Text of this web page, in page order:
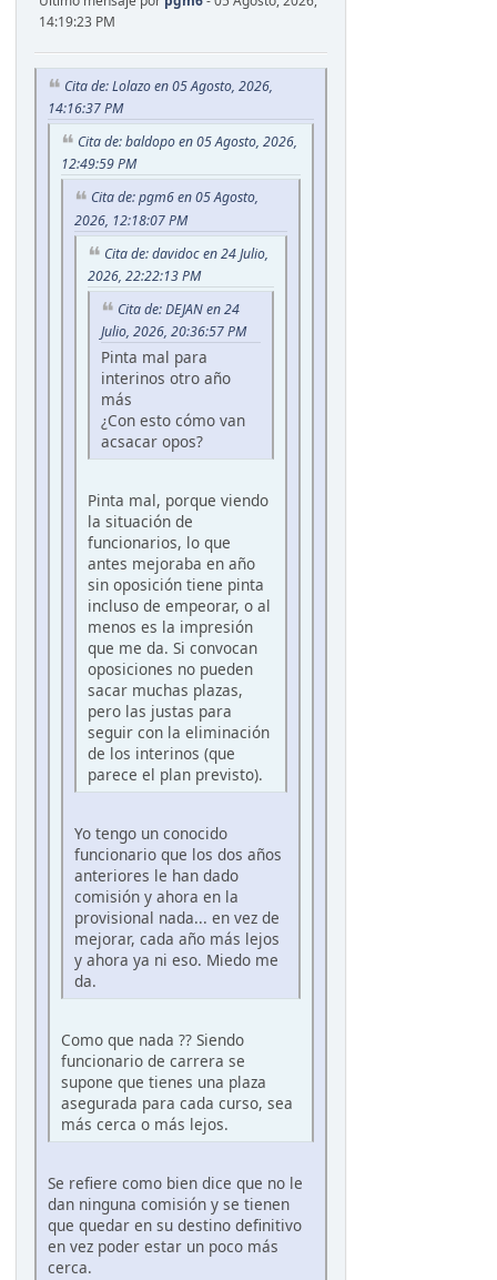
14:19:23 PM
Cita de: Lolazo en 05 Agosto, 2026,
14:16:37 PM
Cita de: baldopo en 05 Agosto, 2026,
12:49:59 PM
Cita de: pgm6 en 05 Agosto,
2026, 12:18:07 PM
Cita de: davidoc en 24 Julio,
2026, 22:22:13 PM
Cita de: DEJAN en 24
Julio, 2026, 20:36:57 PM
Pinta mal para
interinos otro año
más
¿Con esto cómo van
acsacar opos?
Pinta mal, porque viendo
la situación de
funcionarios, lo que
antes mejoraba en año
sin oposición tiene pinta
incluso de empeorar, o al
menos es la impresión
que me da. Si convocan
oposiciones no pueden
sacar muchas plazas,
pero las justas para
seguir con la eliminación
de los interinos (que
parece el plan previsto).
Yo tengo un conocido
funcionario que los dos años
anteriores le han dado
comisión y ahora en la
provisional nada... en vez de
mejorar, cada año más lejos
y ahora ya ni eso. Miedo me
da.
Como que nada ?? Siendo
funcionario de carrera se
supone que tienes una plaza
asegurada para cada curso, sea
más cerca o más lejos.
Se refiere como bien dice que no le
dan ninguna comisión y se tienen
que quedar en su destino definitivo
en vez poder estar un poco más
cerca.